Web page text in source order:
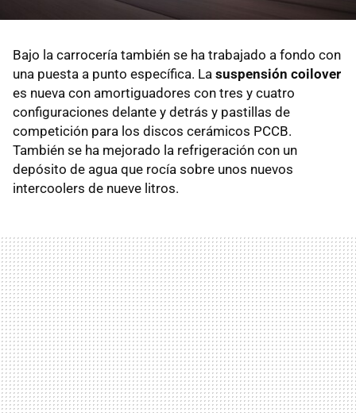
Bajo la carrocería también se ha trabajado a fondo con
una puesta a punto específica. La suspensión coilover
es nueva con amortiguadores con tres y cuatro
configuraciones delante y detrás y pastillas de
competición para los discos cerámicos PCCB.
También se ha mejorado la refrigeración con un
depósito de agua que rocía sobre unos nuevos
intercoolers de nueve litros.